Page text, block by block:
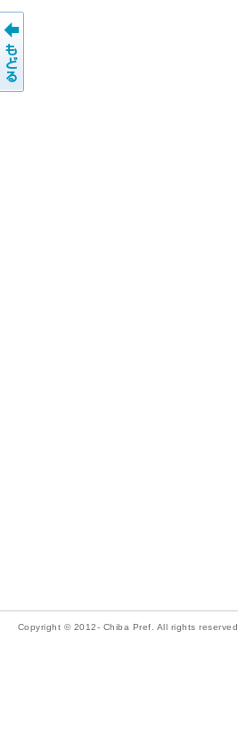
Copyright © 2012- Chiba Pref. All rights reserved.